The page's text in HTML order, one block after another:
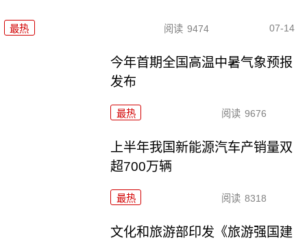
最热 阅读 9474 07-14
今年首期全国高温中暑气象预报
发布
最热 阅读 9676
上半年我国新能源汽车产销量双
超700万辆
最热 阅读 8318
文化和旅游部印发《旅游强国建